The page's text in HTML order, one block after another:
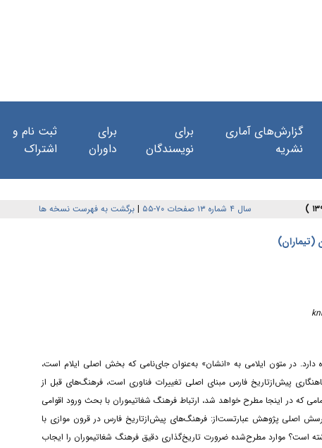
گزارش‌های آماری
نشریه
برای
نویسندگان
برای
داوران
ثبت نام و
اشتراک
سال ۴ شماره ۱۳ صفحات ۷۰-۵۵ | برگشت به فهرست نسخه ها
در متون ایلامی به «انشان» به‌عنوان جای‌نامی که بخش اصلی ایلام است،
پیش‌ازتاریخ فارس مبنای اصلی تغییرات فناوری است، فرهنگ‌های قبل از
که در اینجا مطرح خواهد شد، ارتباط فرهنگ شغاتیموران با بحث ورود اقوامی
اصلی پژوهش عبارتست‌از: فرهنگ‌های پیش‌ازتاریخ فارس در قرون موازی با
است؟ موارد مطرح‌شده ضرورت تاریخ‌گذاری دقیق فرهنگ شغاتیموران را ایجاب